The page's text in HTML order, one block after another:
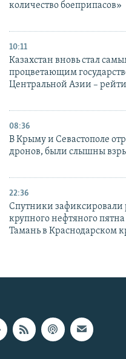
количество боеприпасов»
10:11
Казахстан вновь стал
процветающим
Центральной Азии –
08:36
В Крыму и Севастополе
дронов, были слышны
22:36
Спутники зафиксировали
крупного нефтяного пятна
Тамань в Краснодарском